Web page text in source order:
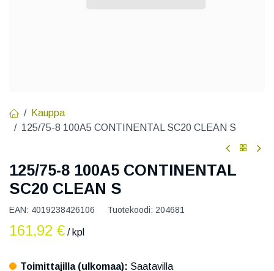
Kauppa
125/75-8 100A5 CONTINENTAL SC20 CLEAN S
125/75-8 100A5 CONTINENTAL
SC20 CLEAN S
EAN: 4019238426106 Tuotekoodi: 204681
161,92 € / kpl
Toimittajilla (ulkomaa): Saatavilla